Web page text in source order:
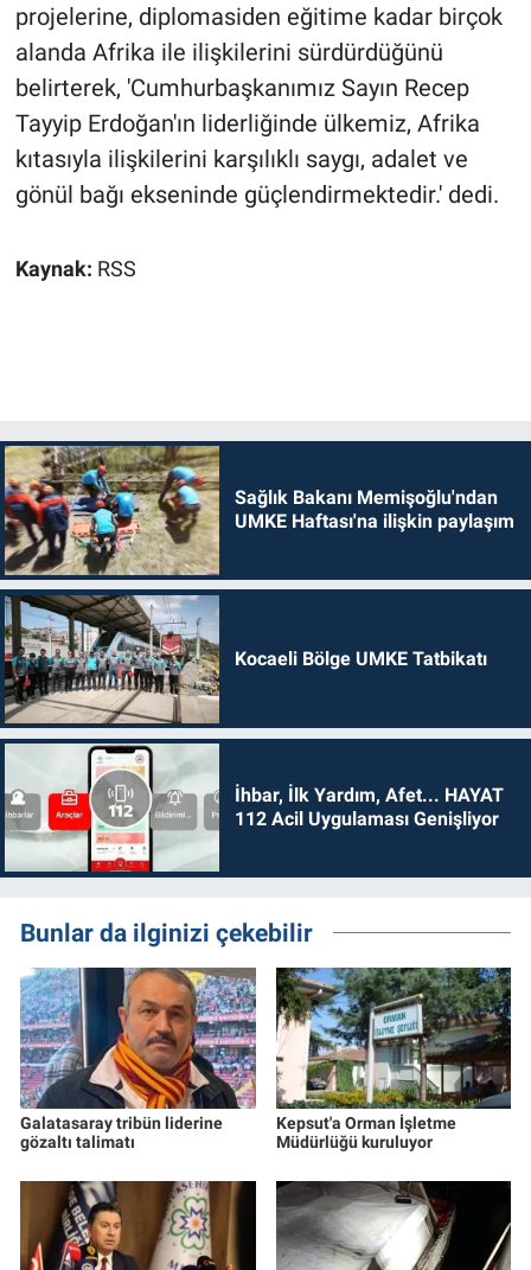
projelerine, diplomasiden eğitime kadar birçok
alanda Afrika ile ilişkilerini sürdürdüğünü
belirterek, 'Cumhurbaşkanımız Sayın Recep
Tayyip Erdoğan'ın liderliğinde ülkemiz, Afrika
kıtasıyla ilişkilerini karşılıklı saygı, adalet ve
gönül bağı ekseninde güçlendirmektedir.' dedi.
Kaynak: RSS
Sağlık Bakanı Memişoğlu'ndan
UMKE Haftası'na ilişkin paylaşım
Kocaeli Bölge UMKE Tatbikatı
İhbar, İlk Yardım, Afet... HAYAT
112 Acil Uygulaması Genişliyor
Bunlar da ilginizi çekebilir
Galatasaray tribün liderine
gözaltı talimatı
Kepsut'a Orman İşletme
Müdürlüğü kuruluyor